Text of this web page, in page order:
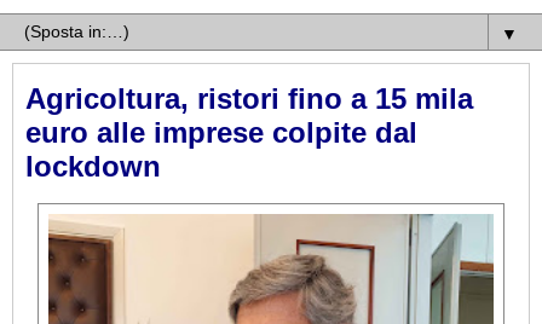
▼
Agricoltura, ristori fino a 15 mila
euro alle imprese colpite dal
lockdown